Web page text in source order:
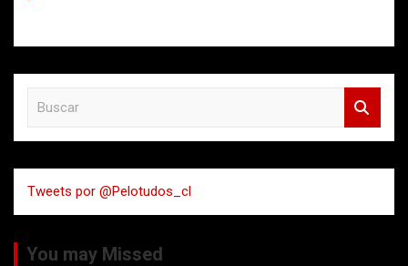
a
r
Tweets por @Pelotudos_cl
You may Missed